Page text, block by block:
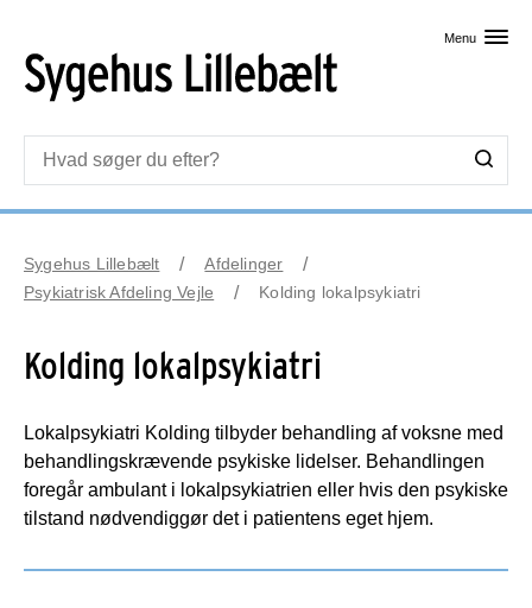
Menu
Sygehus Lillebælt
Afdelinger
Psykiatrisk Afdeling Vejle
Kolding lokalpsykiatri
Kolding lokalpsykiatri
Lokalpsykiatri Kolding tilbyder behandling af voksne med
behandlingskrævende psykiske lidelser. Behandlingen
foregår ambulant i lokalpsykiatrien eller hvis den psykiske
tilstand nødvendiggør det i patientens eget hjem.